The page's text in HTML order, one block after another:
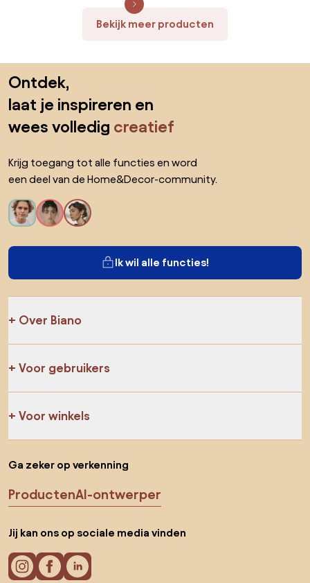
Bekijk meer producten
Ontdek,
laat je inspireren en
wees volledig creatief
Krijg toegang tot alle functies en word
een deel van de Home&Decor-community.
Ik wil alle functies!
Over Biano
Voor gebruikers
Voor winkels
Ga zeker op verkenning
ProductenAI-ontwerper
Jij kan ons op sociale media vinden